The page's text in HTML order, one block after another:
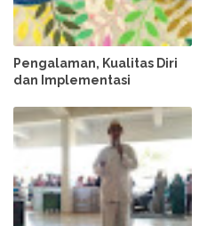
Pengalaman, Kualitas Diri
dan Implementasi